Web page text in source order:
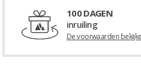
100 DAGEN
inruiling
De voorwaarden